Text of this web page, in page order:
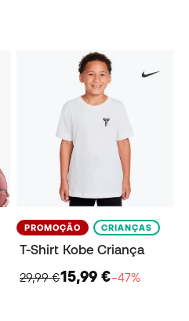
PROMOÇÃO CRIANÇAS
T-Shirt Kobe Criança
29,99 €15,99 €−47%